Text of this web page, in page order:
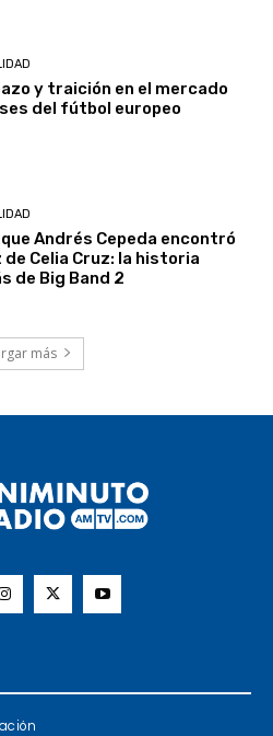
y traición en el mercado
del fútbol europeo
que Andrés Cepeda encontró
de Celia Cruz: la historia
de Big Band 2
más